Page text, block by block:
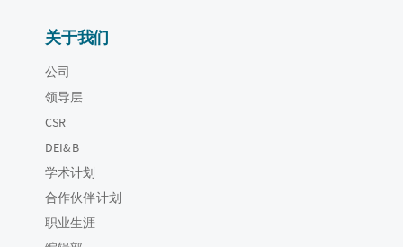
关于我们
公司
领导层
CSR
DEI&B
学术计划
合作伙伴计划
职业生涯